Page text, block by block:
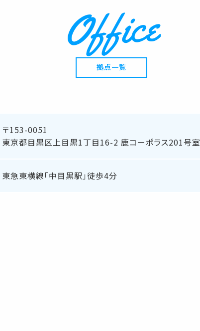
Office
拠点一覧
〒153-0051
東京都目黒区上目黒1丁目16-2 鹿コーポラス201号室
東急東横線「中目黒駅」徒歩4分